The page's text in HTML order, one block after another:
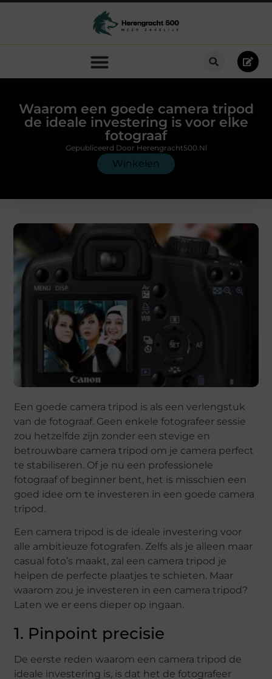
Waarom een goede camera tripod
de ideale investering is voor elke
fotograaf
Winkelen
Gepubliceerd Door Herengracht500.nl
Een goede camera tripod is als een verlengstuk
van de fotograaf. Geen enkele fotografeer sessie
zou hetzelfde zijn zonder een stevige en
betrouwbare camera tripod om je camera perfect
te stabiliseren. Of je nu een professionele
fotograaf of beginner bent, het is misschien een
goed idee om te investeren in een goede camera
tripod.
Een camera tripod is de ideale investering voor
alle ambitieuze fotografen. Zelfs als je alleen maar
casual foto’s maakt, zal een camera tripod je
helpen de perfecte plaatjes te schieten. Maar
waarom zou je investeren in een camera tripod?
Laten we er eens dieper op ingaan.
1. Pinpoint precisie
De eerste reden waarom een camera tripod de
ideale investering is, is dat het de fotografeer